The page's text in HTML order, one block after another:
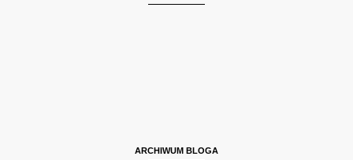
ARCHIWUM BLOGA